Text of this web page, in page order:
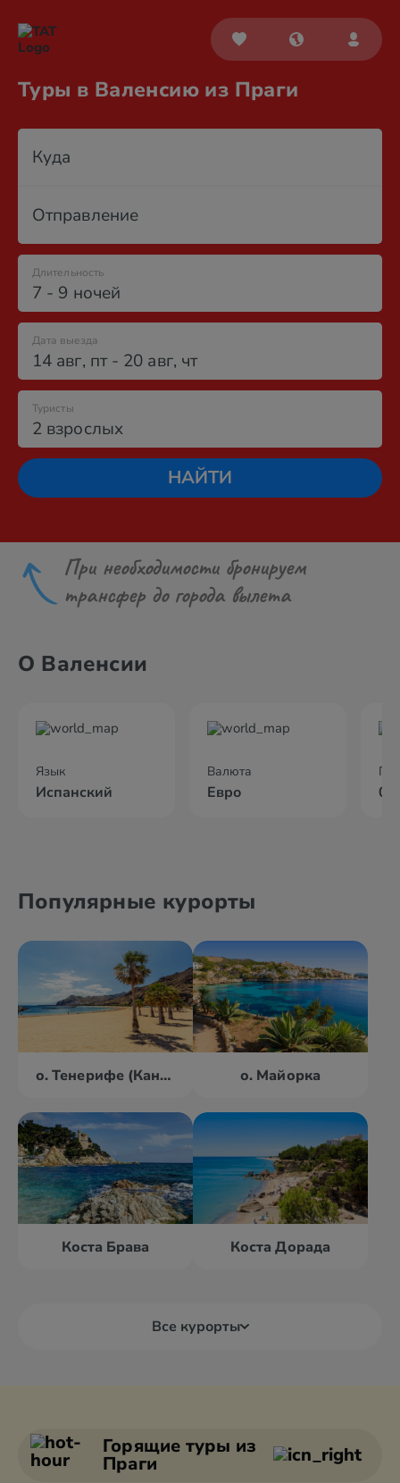
Туры в Валенсию из Праги
Куда
Отправление
7 - 9 ночей
Длительность
Дата выезда
14 авг, пт- 20 авг, чт
2 взрослых
Туристы
НАЙТИ
При необходимости бронируем
трансфер до города вылета
О Валенсии
Язык
Испанский
Валюта
Евро
Популярные курорты
о. Тенерифе (Канары) о. Майорка
Коста Брава Коста Дорада
Все курорты
Бакейра-Берет Бильбао
Горящие туры из
Праги